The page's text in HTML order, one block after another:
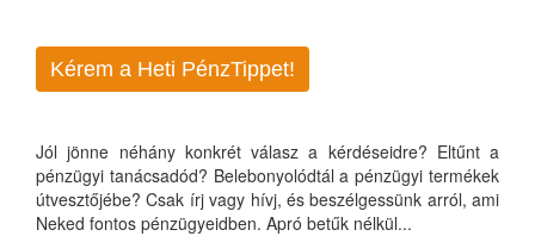
Kérem a Heti PénzTippet!
Jól jönne néhány konkrét válasz a kérdéseidre? Eltűnt a
pénzügyi tanácsadód? Belebonyolódtál a pénzügyi termékek
útvesztőjébe? Csak írj vagy hívj, és beszélgessünk arról, ami
Neked fontos pénzügyeidben. Apró betűk nélkül...